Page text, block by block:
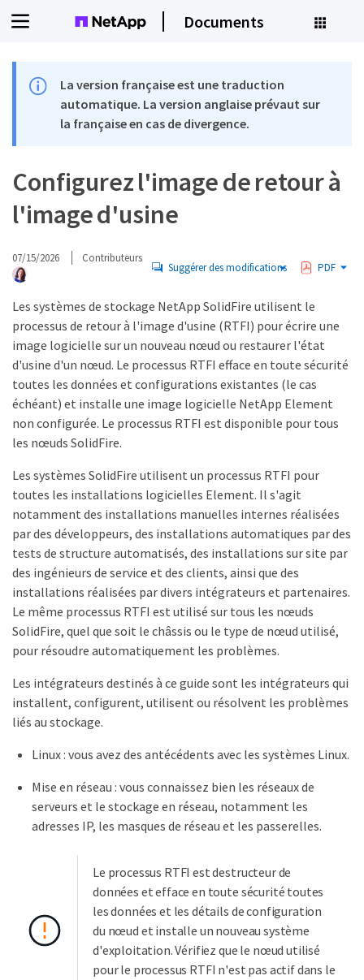
Documents
La version française est une traduction
automatique. La version anglaise prévaut sur
la française en cas de divergence.
Configurez l'image de retour à
l'image d'usine
07/15/2026 Contributeurs
Suggérer des modifications PDF
Les systèmes de stockage NetApp SolidFire utilisent le
processus de retour à l'image d'usine (RTFI) pour écrire une
image logicielle sur un nouveau nœud ou restaurer l'état
d'usine d'un nœud. Le processus RTFI efface en toute sécurité
toutes les données et configurations existantes (le cas
échéant) et installe une image logicielle NetApp Element
non configurée. Le processus RTFI est disponible pour tous
les nœuds SolidFire.
Les systèmes SolidFire utilisent un processus RTFI pour
toutes les installations logicielles Element. Il s'agit
notamment des installations manuelles internes réalisées
par des développeurs, des installations automatiques par des
tests de structure automatisés, des installations sur site par
des ingénieurs de service et des clients, ainsi que des
installations réalisées par divers intégrateurs et partenaires.
Le même processus RTFI est utilisé sur tous les nœuds
SolidFire, quel que soit le châssis ou le type de nœud utilisé,
pour résoudre automatiquement les problèmes.
Les intégrateurs destinés à ce guide sont les intégrateurs qui
installent, configurent, utilisent ou résolvent les problèmes
liés au stockage.
Linux : vous avez des antécédents avec les systèmes Linux.
Mise en réseau : vous connaissez bien les réseaux de
serveurs et le stockage en réseau, notamment les
adresses IP, les masques de réseau et les passerelles.
Le processus RTFI est destructeur de
données et efface en toute sécurité toutes
les données et les détails de configuration
du nœud et installe un nouveau système
d'exploitation. Vérifiez que le nœud utilisé
pour le processus RTFI n'est pas actif dans le